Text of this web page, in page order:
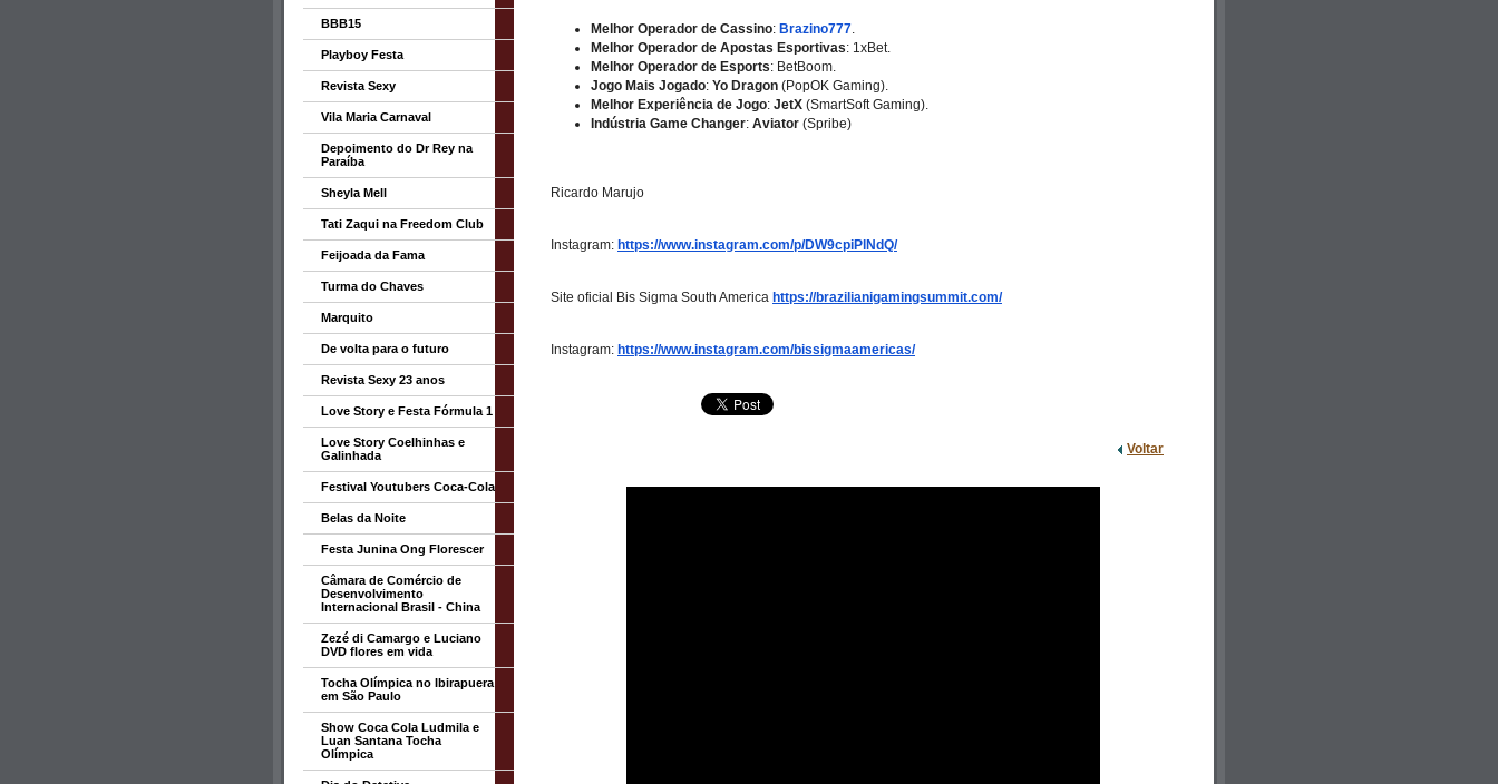
Melhor Operador de Cassino: Brazino777
Melhor Operador de Apostas Esportivas: 1xBet.
Melhor Operador de Esports: BetBoom.
Jogo Mais Jogado: Yo Dragon (PopOK Gaming).
Melhor Experiência de Jogo: JetX (SmartSoft Gaming).
Indústria Game Changer: Aviator (Spribe)
Ricardo Marujo
Instagram: https://www.instagram.com/p/DW9cpiPlNdQ/
Site oficial Bis Sigma South America https://brazilianigamingsummit.com/
Instagram: https://www.instagram.com/bissigmaamericas/
Voltar
BBB15
Playboy Festa
Revista Sexy
Vila Maria Carnaval
Depoimento do Dr Rey na
Paraíba
Sheyla Mell
Tati Zaqui na Freedom Club
Feijoada da Fama
Turma do Chaves
Marquito
De volta para o futuro
Revista Sexy 23 anos
Love Story e Festa Fórmula 1
Love Story Coelhinhas e
Galinhada
Festival Youtubers Coca-Cola
Belas da Noite
Festa Junina Ong Florescer
Câmara de Comércio de
Desenvolvimento
Internacional Brasil - China
Zezé di Camargo e Luciano
DVD flores em vida
Tocha Olímpica no Ibirapuera
em São Paulo
Show Coca Cola Ludmila e
Luan Santana Tocha
Olímpica